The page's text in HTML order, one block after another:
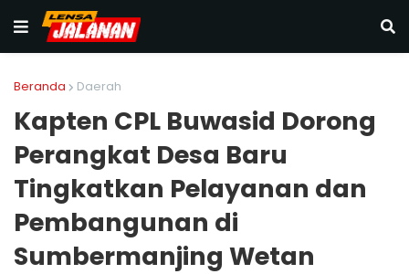
Beranda Daerah
Kapten CPL Buwasid Dorong
Perangkat Desa Baru
Tingkatkan Pelayanan dan
Pembangunan di
Sumbermanjing Wetan